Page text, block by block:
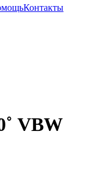
Контакты
VBW